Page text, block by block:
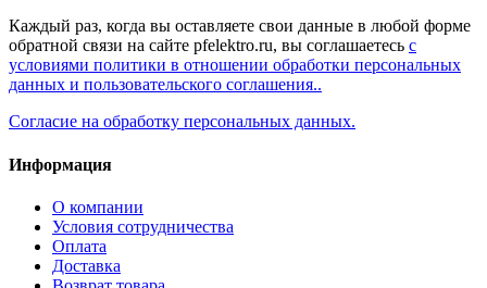
Каждый раз, когда вы оставляете свои данные в любой форме
обратной связи на сайте pfelektro.ru, вы соглашаетесь с
условиями политики в отношении обработки персональных
данных и пользовательского соглашения..
Согласие на обработку персональных данных.
Информация
О компании
Условия сотрудничества
Оплата
Доставка